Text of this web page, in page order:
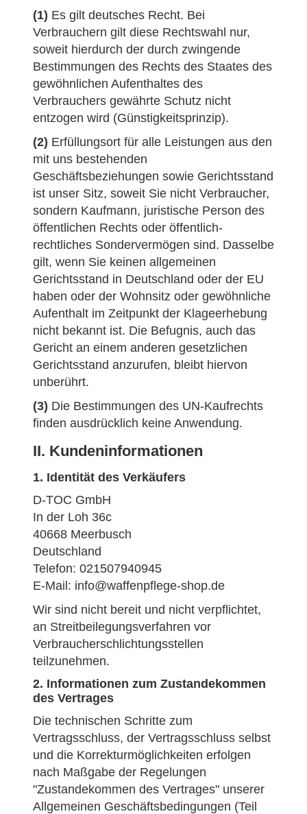
(1) Es gilt deutsches Recht. Bei
Verbrauchern gilt diese Rechtswahl nur,
soweit hierdurch der durch zwingende
Bestimmungen des Rechts des Staates des
gewöhnlichen Aufenthaltes des
Verbrauchers gewährte Schutz nicht
entzogen wird (Günstigkeitsprinzip).
(2) Erfüllungsort für alle Leistungen aus den
mit uns bestehenden
Geschäftsbeziehungen sowie Gerichtsstand
ist unser Sitz, soweit Sie nicht Verbraucher,
sondern Kaufmann, juristische Person des
öffentlichen Rechts oder öffentlich-
rechtliches Sondervermögen sind. Dasselbe
gilt, wenn Sie keinen allgemeinen
Gerichtsstand in Deutschland oder der EU
haben oder der Wohnsitz oder gewöhnliche
Aufenthalt im Zeitpunkt der Klageerhebung
nicht bekannt ist. Die Befugnis, auch das
Gericht an einem anderen gesetzlichen
Gerichtsstand anzurufen, bleibt hiervon
unberührt.
(3) Die Bestimmungen des UN-Kaufrechts
finden ausdrücklich keine Anwendung.
II. Kundeninformationen
1. Identität des Verkäufers
D-TOC GmbH
In der Loh 36c
40668 Meerbusch
Deutschland
Telefon: 021507940945
E-Mail: info@waffenpflege-shop.de
Wir sind nicht bereit und nicht verpflichtet,
an Streitbeilegungsverfahren vor
Verbraucherschlichtungsstellen
teilzunehmen.
2. Informationen zum Zustandekommen
des Vertrages
Die technischen Schritte zum
Vertragsschluss, der Vertragsschluss selbst
und die Korrekturmöglichkeiten erfolgen
nach Maßgabe der Regelungen
"Zustandekommen des Vertrages" unserer
Allgemeinen Geschäftsbedingungen (Teil